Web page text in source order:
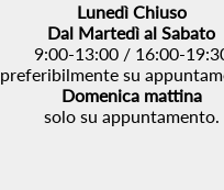
Lunedì Chiuso
Dal Martedì al Sabato
9:00-13:00 / 16:00-
preferibilmente su
Domenica mattina
solo su appuntamento.